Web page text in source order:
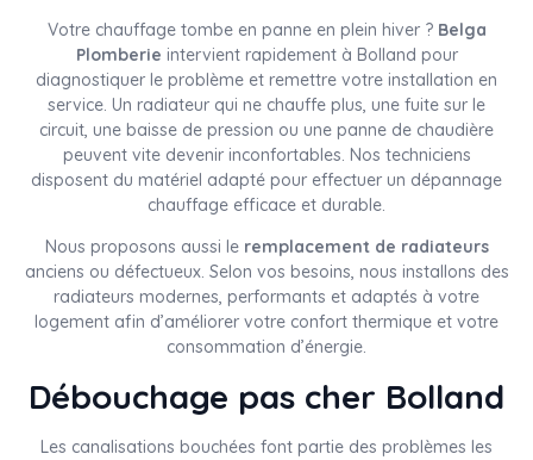
Votre chauffage tombe en panne en plein hiver ? Belga
Plomberie intervient rapidement à Bolland pour
diagnostiquer le problème et remettre votre installation en
service. Un radiateur qui ne chauffe plus, une fuite sur le
circuit, une baisse de pression ou une panne de chaudière
peuvent vite devenir inconfortables. Nos techniciens
disposent du matériel adapté pour effectuer un dépannage
chauffage efficace et durable.
Nous proposons aussi le remplacement de radiateurs
anciens ou défectueux. Selon vos besoins, nous installons des
radiateurs modernes, performants et adaptés à votre
logement afin d’améliorer votre confort thermique et votre
consommation d’énergie.
Débouchage pas cher Bolland
Les canalisations bouchées font partie des problèmes les